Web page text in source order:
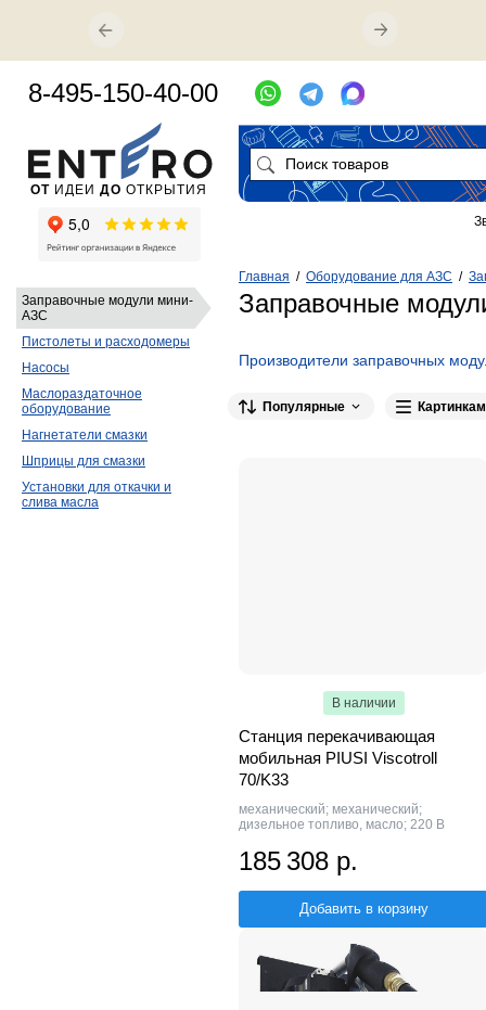
Главная / Оборудование для АЗС /
Заправочные
Производители заправочных
Популярные
В наличии
Станция перекачивающая
мобильная PIUSI Viscotroll
70/K33
механический; механический;
дизельное топливо, масло; 220 В
185 308 р.
Добавить в корзину
Заправочные модули мини-
АЗС
Пистолеты и расходомеры
Насосы
Маслораздаточное
оборудование
Нагнетатели смазки
Шприцы для смазки
Установки для откачки и
слива масла
ОТ ИДЕИ ДО ОТКРЫТИЯ
8-495-150-40-00